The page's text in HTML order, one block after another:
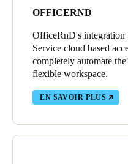
OFFICERND
OfficeRnD's integration
Service cloud based
completely automate
flexible workspace.
EN SAVOIR PLUS